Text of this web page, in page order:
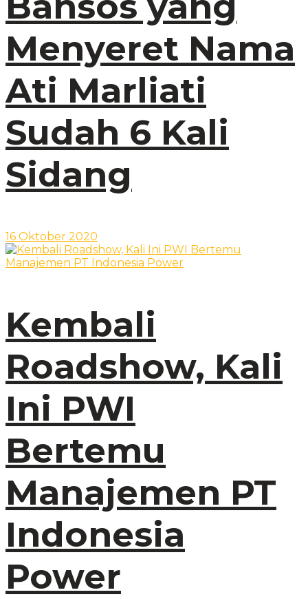
Menyeret Nama
Ati Marliati
Sudah 6 Kali
Sidang
16 Oktober 2020
Kembali
Roadshow, Kali
Ini PWI
Bertemu
Manajemen PT
Indonesia
Power